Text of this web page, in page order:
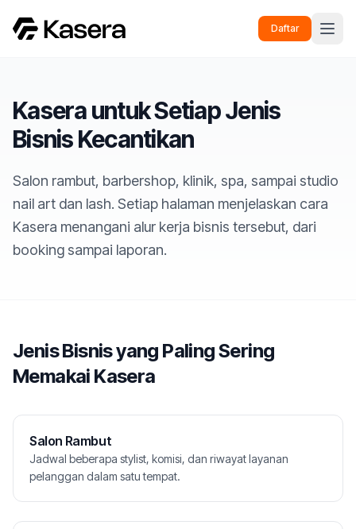
Daftar
Kasera untuk Setiap Jenis
Bisnis Kecantikan
Salon rambut, barbershop, klinik, spa, sampai studio
nail art dan lash. Setiap halaman menjelaskan cara
Kasera menangani alur kerja bisnis tersebut, dari
booking sampai laporan.
Jenis Bisnis yang Paling Sering
Memakai Kasera
Salon Rambut
Jadwal beberapa stylist, komisi, dan riwayat layanan
pelanggan dalam satu tempat.